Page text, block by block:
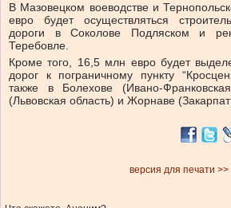
В Мазовецком воеводстве и
евро будет осуществляться
дороги в Соколове Подляском и
Теребовле.
Кроме того, 16,5 млн евро будет
дорог к пограничному пункту
также в Болехове (Ивано-
(Львовская область) и Жорнаве
версия для печати >>